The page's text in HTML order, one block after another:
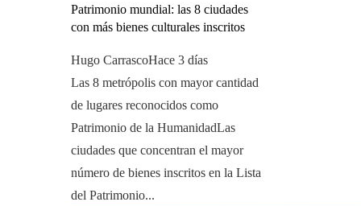
Patrimonio mundial: las 8 ciudades
con más bienes culturales inscritos
Hugo CarrascoHace 3 días
Las 8 metrópolis con mayor cantidad
de lugares reconocidos como
Patrimonio de la HumanidadLas
ciudades que concentran el mayor
número de bienes inscritos en la Lista
del Patrimonio...